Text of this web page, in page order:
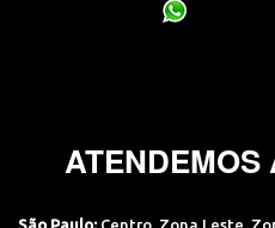
ATENDEMOS
São Paulo: Centro, Zona Leste,